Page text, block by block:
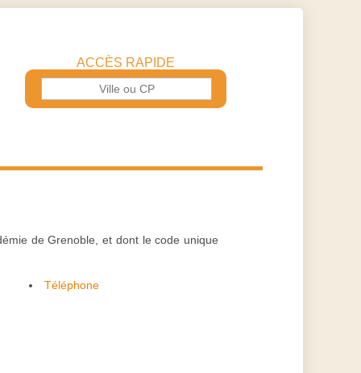
ACCÈS RAPIDE
de Grenoble, et dont le code unique
Téléphone